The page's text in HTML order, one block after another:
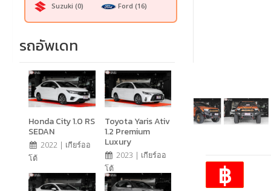
Suzuki (0) Ford (16)
รถอัพเดท
Honda City 1.0 RS
SEDAN
2022 | เกียร์ออ
โต้
Toyota Yaris Ativ
1.2 Premium
Luxury
2023 | เกียร์ออ
โต้
฿